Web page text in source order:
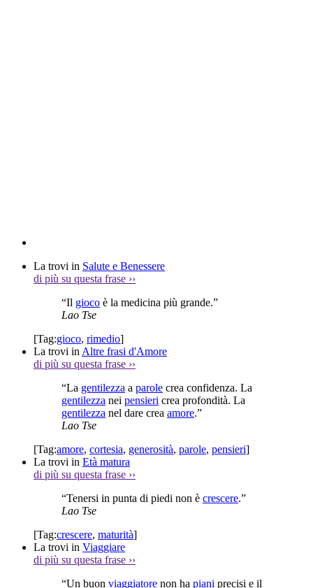
La trovi in Salute e Benessere
di più su questa frase ››
“Il gioco è la medicina più grande.”
Lao Tse
[Tag:gioco, rimedio]
La trovi in Altre frasi d'Amore
di più su questa frase ››
“La gentilezza a parole crea confidenza. La
gentilezza nei pensieri crea profondità. La
gentilezza nel dare crea amore.”
Lao Tse
[Tag:amore, cortesia, generosità, parole, pensieri]
La trovi in Età matura
di più su questa frase ››
“Tenersi in punta di piedi non è crescere.”
Lao Tse
[Tag:crescere, maturità]
La trovi in Viaggiare
di più su questa frase ››
“Un buon viaggiatore non ha piani precisi e il